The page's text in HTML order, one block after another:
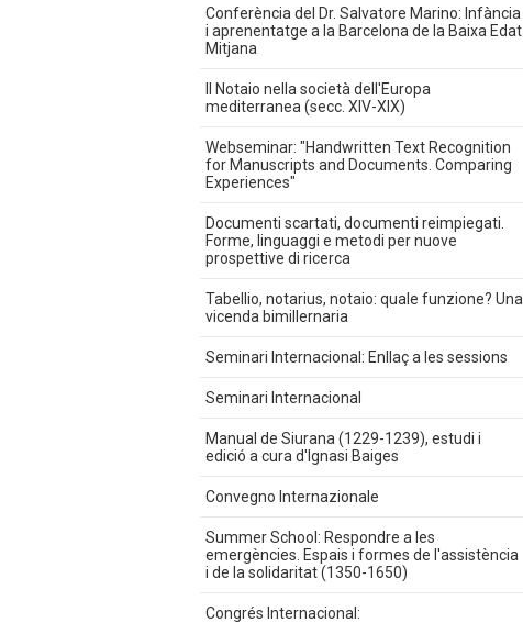
Conferència del Dr. Salvatore Marino: Infància
i aprenentatge a la Barcelona de la Baixa Edat
Mitjana
Il Notaio nella società dell'Europa
mediterranea (secc. XIV-XIX)
Webseminar: "Handwritten Text Recognition
for Manuscripts and Documents. Comparing
Experiences"
Documenti scartati, documenti reimpiegati.
Forme, linguaggi e metodi per nuove
prospettive di ricerca
Tabellio, notarius, notaio: quale funzione? Una
vicenda bimillernaria
Seminari Internacional: Enllaç a les sessions
Seminari Internacional
Manual de Siurana (1229-1239), estudi i
edició a cura d'Ignasi Baiges
Convegno Internazionale
Summer School: Respondre a les
emergències. Espais i formes de l'assistència
i de la solidaritat (1350-1650)
Congrés Internacional: